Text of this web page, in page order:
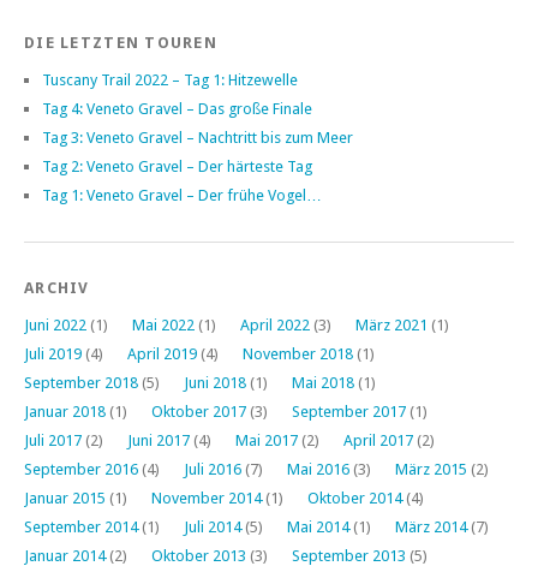
DIE LETZTEN TOUREN
Tuscany Trail 2022 – Tag 1: Hitzewelle
Tag 4: Veneto Gravel – Das große Finale
Tag 3: Veneto Gravel – Nachtritt bis zum Meer
Tag 2: Veneto Gravel – Der härteste Tag
Tag 1: Veneto Gravel – Der frühe Vogel…
ARCHIV
Juni 2022 (1) Mai 2022 (1) April 2022 (3) März 2021 (1)
Juli 2019 (4) April 2019 (4) November 2018 (1)
September 2018 (5) Juni 2018 (1) Mai 2018 (1)
Januar 2018 (1) Oktober 2017 (3) September 2017 (1)
Juli 2017 (2) Juni 2017 (4) Mai 2017 (2) April 2017 (2)
September 2016 (4) Juli 2016 (7) Mai 2016 (3) März 2015 (2)
Januar 2015 (1) November 2014(1) Oktober 2014(4)
September 2014(1) Juli 2014(5) Mai 2014(1) März 2014(7)
Januar 2014(2) Oktober 2013 (3) September 2013 (5)